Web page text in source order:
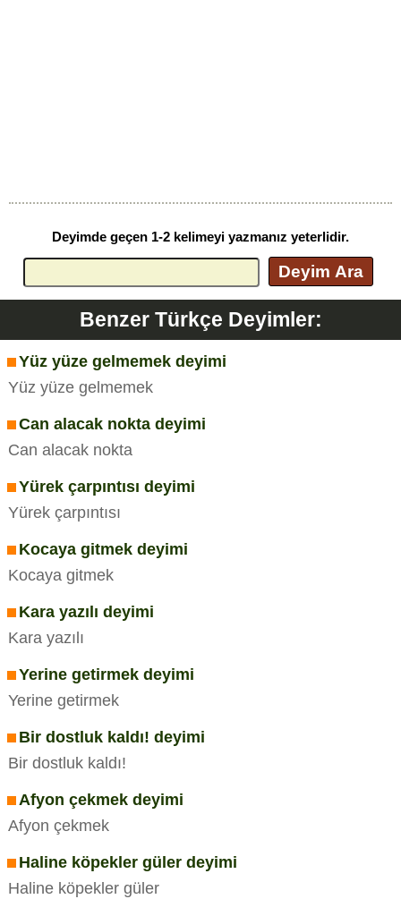
Deyimde geçen 1-2 kelimeyi yazmanız yeterlidir.
Deyim Ara
Benzer Türkçe Deyimler:
Yüz yüze gelmemek deyimi
Yüz yüze gelmemek
Can alacak nokta deyimi
Can alacak nokta
Yürek çarpıntısı deyimi
Yürek çarpıntısı
Kocaya gitmek deyimi
Kocaya gitmek
Kara yazılı deyimi
Kara yazılı
Yerine getirmek deyimi
Yerine getirmek
Bir dostluk kaldı! deyimi
Bir dostluk kaldı!
Afyon çekmek deyimi
Afyon çekmek
Haline köpekler güler deyimi
Haline köpekler güler